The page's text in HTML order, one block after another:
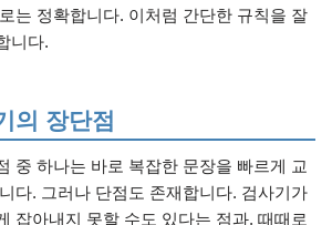
는 정확합니다. 이처럼 간단한 규칙을 잘
니다.
의 장단점
중 하나는 바로 복잡한 문장을 빠르게 교
다. 그러나 단점도 존재합니다. 검사기가
잡아내지 못할 수도 있다는 점과, 때때로